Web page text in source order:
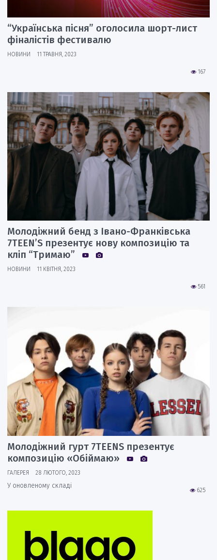
“Українська пісня” оголосила шорт-лист
фіналістів фестивалю
НОВИНИ 11 ТРАВНЯ, 2023
167
Молодіжний бенд з Івано-Франківська
7TEEN’S презентує нову композицію та
кліп “Тримаю”
НОВИНИ 11 КВІТНЯ, 2023
561
Молодіжний гурт 7TEENS презентує
композицію «Обіймаю»
ГАЛЕРЕЯ 28 ЛЮТОГО, 2023
625
У оновленому складі